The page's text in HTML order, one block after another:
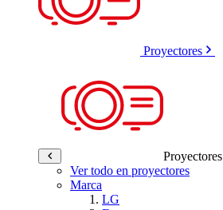
Proyectores
Proyectores
Ver todo en proyectores
Marca
LG